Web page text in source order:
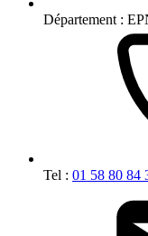
Département :
Tel : 01 58 80 84